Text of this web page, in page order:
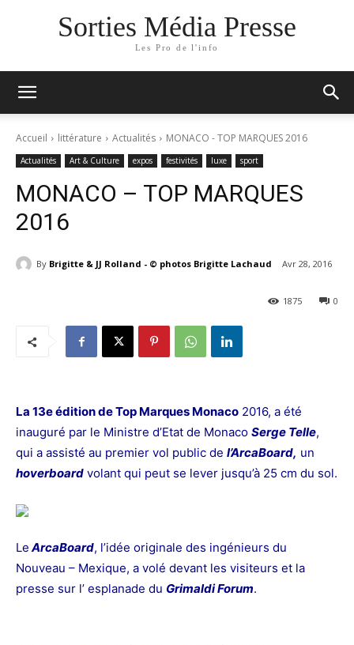
Sorties Média Presse
Les Pro de l'info
Accueil littérature Actualités MONACO - TOP MARQUES 2016
Actualités Art & Culture expos festivités luxe sport
MONACO – TOP MARQUES
2016
By Brigitte & JJ Rolland - © photos Brigitte Lachaud Avr 28, 2016
0
1875
La 13e édition de Top Marques Monaco 2016, a été
inauguré par le Ministre d’Etat de Monaco Serge Telle,
qui a assisté au premier vol public de l’ArcaBoard, un
hoverboard volant qui peut se lever jusqu’à 25 cm du sol.
LeArcaBoard, l’idée originale des ingénieurs du
Nouveau – Mexique, a volé devant les visiteurs et la
presse sur l’ esplanade du Grimaldi Forum.